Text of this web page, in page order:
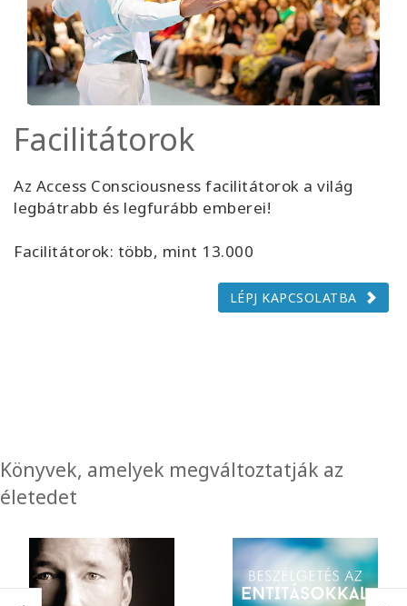
Facilitátorok
Az Access Consciousness facilitátorok a világ
legbátrabb és legfurább emberei!
Facilitátorok: több, mint 13.000
LÉPJ KAPCSOLATBA
Könyvek, amelyek megváltoztatják az
életedet